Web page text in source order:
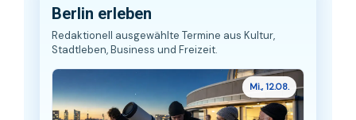
Berlin erleben
Redaktionell ausgewählte Termine aus Kultur,
Stadtleben, Business und Freizeit.
Mi., 12.08.